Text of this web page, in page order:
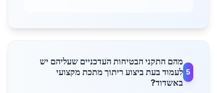
5
מהם התקני הבטיחות העדכניים שעליהם יש
לעמוד בעת ביצוע ריתוך מתכת מקצועי
באשדוד?